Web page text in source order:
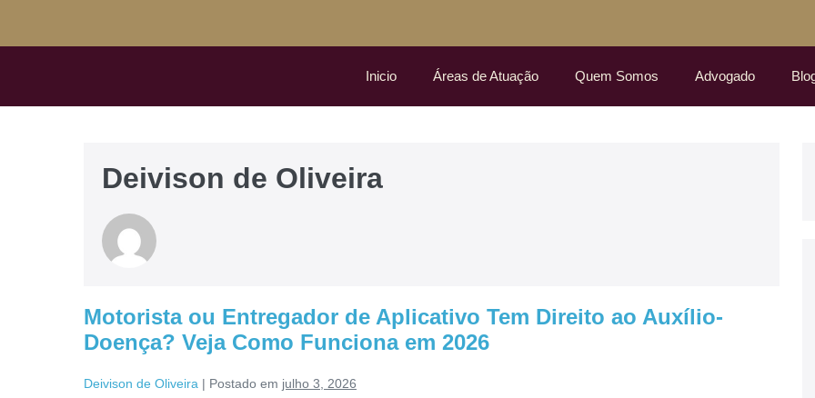
Inicio Áreas de Atuação Quem Somos Advogado
Deivison de Oliveira
Motorista ou Entregador de Aplicativo Tem Direito ao Auxílio-
Doença? Veja Como Funciona em 2026
Deivison de Oliveira | Postado em julho 3, 2026